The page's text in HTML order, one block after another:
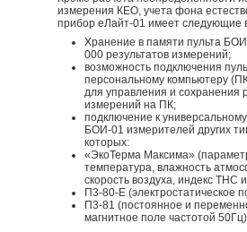
измерения КЕО, учета фона
прибор еЛайт-01 имеет следующие
Хранение в памяти пульта
000 результатов измерений;
возможность подключения
персональному компьютеру
для управления и сохранения
измерений на ПК;
подключение к
БОИ-01 измерителей других
которых:
«ЭкоТерма Максима»
температура, влажность
скорость воздуха, индекс ТНС
П3-80-Е (электростатическое
П3-81 (постоянное и
магнитное поле частотой